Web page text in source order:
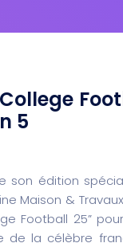
5
son édition
Maison &
Football 25”
de la célèbre